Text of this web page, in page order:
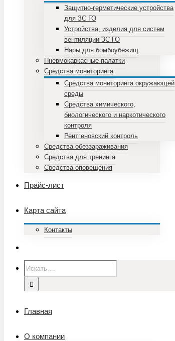
Защитно-герметические устройства
для ЗС ГО
Устройства, изделия для систем
вентиляции ЗС ГО
Нары для бомбоубежищ
Пневмокаркасные палатки
Средства мониторинга
Средства мониторинга окружающей
среды
Средства химического,
биологического и наркотического
контроля
Рентгеновский контроль
Средства обеззараживания
Средства для тренинга
Средства оповещения
Прайс-лист
Карта сайта
Контакты
Главная
О компании